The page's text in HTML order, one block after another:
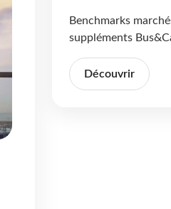
Benchmarks
suppléments
Découvrir